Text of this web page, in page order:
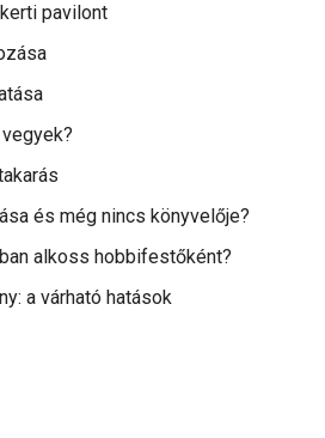
pavilont
és még nincs könyvelője?
alkoss hobbifestőként?
a várható hatások